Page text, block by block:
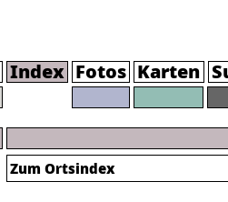
Index Fotos Karten
Zum Ortsindex